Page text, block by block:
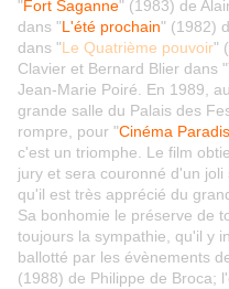
"Fort Saganne" (1983) de
dans "L'été prochain" (1982)
dans "Le Quatrième pouvoir"
Clavier et Bernard Blier dans "
Jean-Marie Poiré. En 1989,
grande salle du Palais des
rompre, pour "Cinéma
c'est un triomphe. Le film
jury et sera couronné d'un
qu'il est très apprécié du
Sa bonhomie le préserve de
toujours la sympathie, qu'il y
ballotté par les évènements
(1988) de Philippe de Broca;